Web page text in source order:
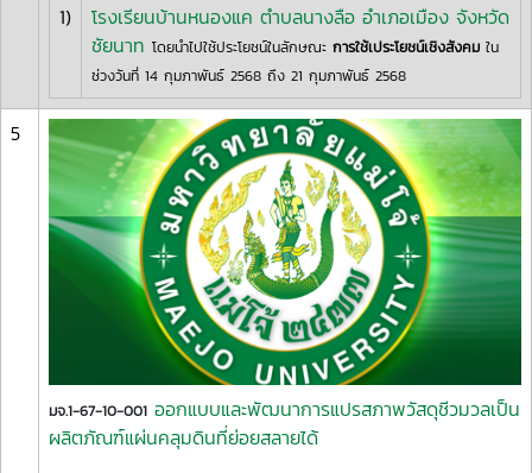
1)
โรงเรียนบ้านหนองแค ตำบลนางลือ อำเภอเมือง จังหวัด
ชัยนาท โดยนำไปใช้ประโยชน์ในลักษณะ การใช้เประโยชน์เชิงสังคม ใน
ช่วงวันที่ 14 กุมภาพันธ์ 2568 ถึง 21 กุมภาพันธ์ 2568
5
มจ.1-67-10-001 ออกแบบและพัฒนาการแปรสภาพวัสดุชีวมวลเป็น
ผลิตภัณฑ์แผ่นคลุมดินที่ย่อยสลายได้